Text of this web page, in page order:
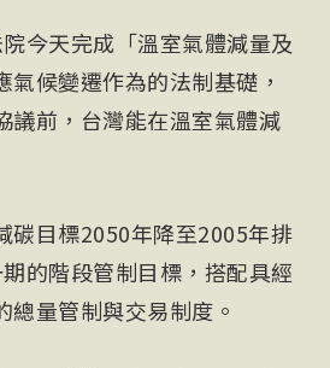
今天完成「溫室氣體減量及
候變遷作為的法制基礎，
議前，台灣能在溫室氣體減
碳目標2050年降至2005年排
的階段管制目標，搭配具經
量管制與交易制度。